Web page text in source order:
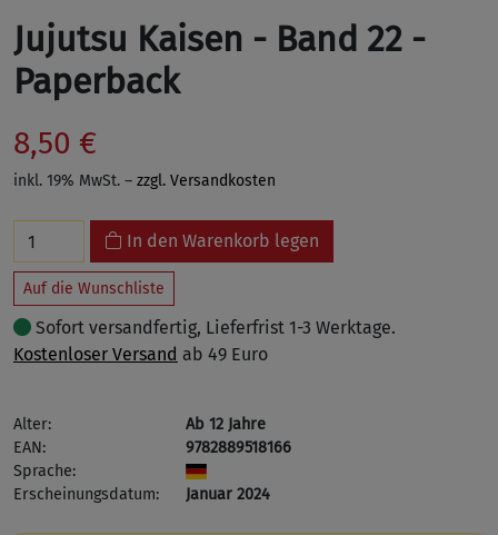
Jujutsu Kaisen - Band 22 -
Paperback
8,50 €
inkl. 19% MwSt. – zzgl. Versandkosten
In den Warenkorb legen
Auf die Wunschliste
Sofort versandfertig, Lieferfrist 1-3 Werktage.
Kostenloser Versand ab 49 Euro
Alter:
Ab 12 Jahre
EAN:
9782889518166
Sprache:
Erscheinungsdatum:
Januar 2024